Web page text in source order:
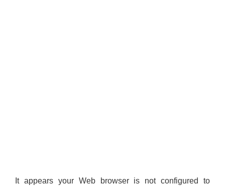
It appears your Web browser is not configured to